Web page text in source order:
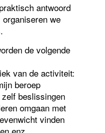
antwoord
we
de volgende
van de activiteit:
beroep
beslissingen
omgaan met
vinden